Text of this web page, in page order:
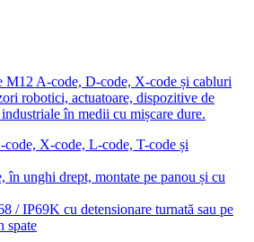
M12 A-code, D-code, X-code și cabluri
robotici, actuatoare, dispozitive de
în medii cu mișcare dure.
X-code, L-code, T-code și
în unghi drept, montate pe panou și cu
/ IP69K cu detensionare turnată sau pe
spate